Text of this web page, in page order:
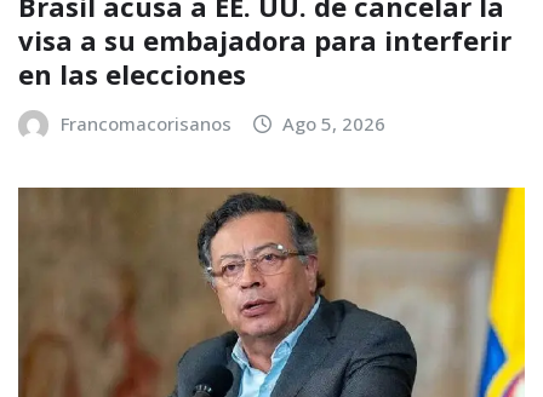
visa a su embajadora para interferir
en las elecciones
Francomacorisanos Ago 5, 2026